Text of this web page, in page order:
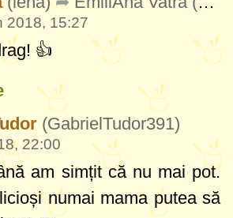
2018, 15:27
👍
(GabrielTudor391)
22:00
am simțit că nu mai pot.
numai mama putea să